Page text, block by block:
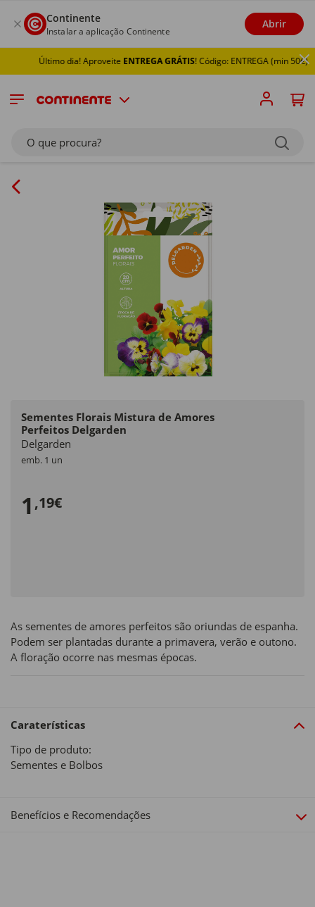
Continente
Instalar a aplicação Continente
Abrir
Último dia! AproveiteENTREGA GRÁTIS! Código: ENTREGA (min 50€)
O que procura?
Sementes Florais Mistura de Amores
Perfeitos Delgarden
Delgarden
emb. 1 un
1 ,19€
As sementes de amores perfeitos são oriundas de espanha.
Podem ser plantadas durante a primavera, verão e outono.
A floração ocorre nas mesmas épocas.
Caraterísticas
Tipo de produto:
Sementes e Bolbos
Benefícios e Recomendações